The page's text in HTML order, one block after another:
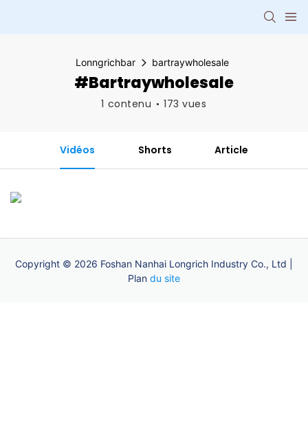
Lonngrichbar bartraywholesale
#bartraywholesale
1 contenu 173 vues
Vidéos Shorts Article
Copyright © 2026 Foshan Nanhai Longrich Industry Co., Ltd |
Plan du site